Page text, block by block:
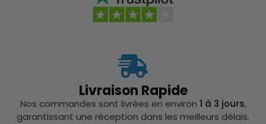
Livraison Rapide
Nos commandes sont livrées en environ 1 à 3 jours,
garantissant une réception dans les meilleurs délais.